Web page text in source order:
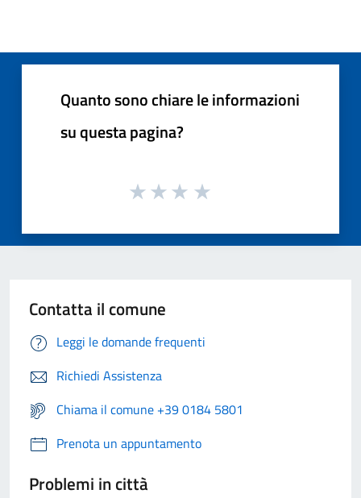
Quanto sono chiare le informazioni
su questa pagina?
Contatta il comune
Leggi le domande frequenti
Richiedi Assistenza
Chiama il comune +39 0184 5801
Prenota un appuntamento
Problemi in città